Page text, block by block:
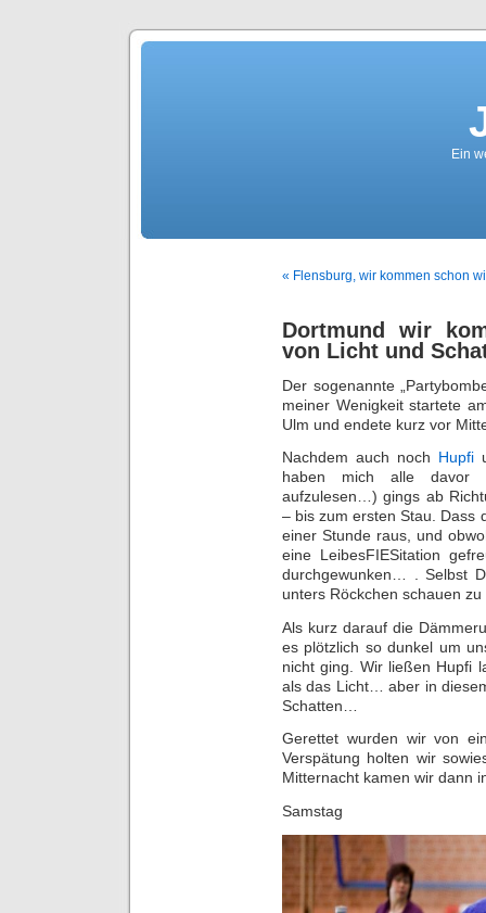
Ein
« Flensburg, wir kommen schon
Dortmund wir
von Licht und
Der sogenannte
meiner Wenigkeit startete
Ulm und endete kurz vor
Nachdem auch noch Hupfi
haben mich alle davor
aufzulesen…) gings ab
– bis zum ersten Stau. Dass
einer Stunde raus, und
eine LeibesFIESitation
durchgewunken… . Selbst
unters Röckchen schauen
Als kurz darauf die
es plötzlich so dunkel um
nicht ging. Wir ließen Hupfi
als das Licht… aber in
Schatten…
Gerettet wurden wir von
Verspätung holten wir
Mitternacht kamen wir dann
Samstag